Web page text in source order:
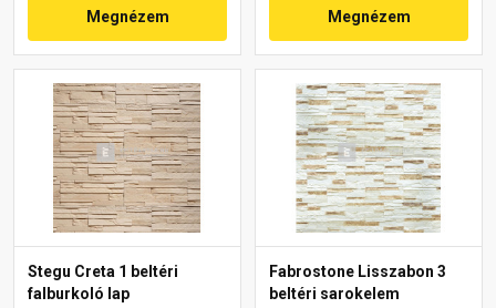
Megnézem Megnézem
Stegu Creta 1 beltéri
falburkoló lap
Fabrostone Lisszabon 3
beltéri sarokelem